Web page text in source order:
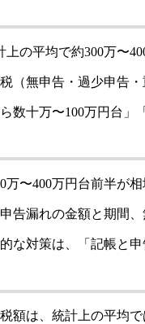
の平均で約300万〜
（無申告・過少申告
数十万〜100万円台」
〜400万円台前半が
告漏れの金額と期間
な対策は、「記帳と
は、統計上の平均で